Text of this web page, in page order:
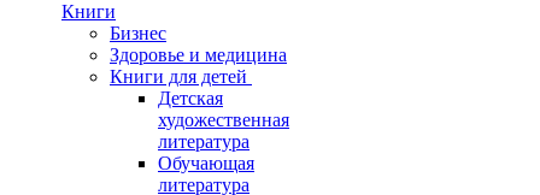
Книги
Бизнес
Здоровье и медицина
Книги для детей
Детская
художественная
литература
Обучающая
литература